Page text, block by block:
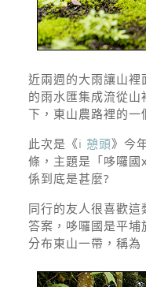
近兩週的大雨讓山裡
的雨水匯集成流從
下，東山農路裡的
此次是《i 憩頭》今
條，主題是「哆囉
係到底是甚麼?
同行的友人很喜歡這
答案，哆囉國是平
分布東山一帶，稱為